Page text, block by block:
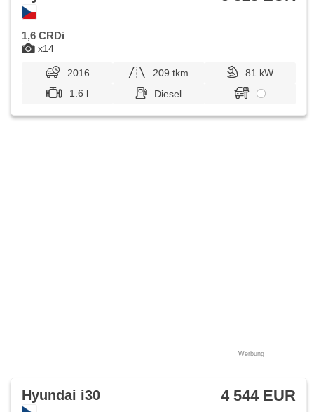
x14
1,6 CRDi
2016 209 tkm
81 kW
1.6 l
Diesel
Werbung
Hyundai i30 4 544 EUR